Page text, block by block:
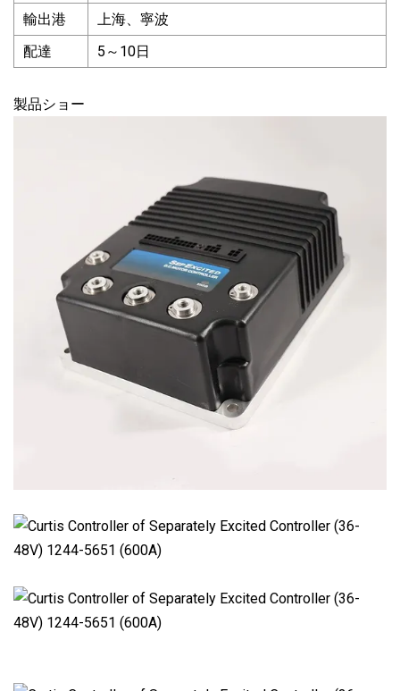
輸出港
上海、寧波
配達
5～10日
製品ショー